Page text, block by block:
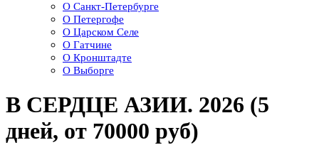
О Санкт-Петербурге
О Петергофе
О Царском Селе
О Гатчине
О Кронштадте
О Выборге
В СЕРДЦЕ АЗИИ. 2026 (5
дней, от 70000 руб)